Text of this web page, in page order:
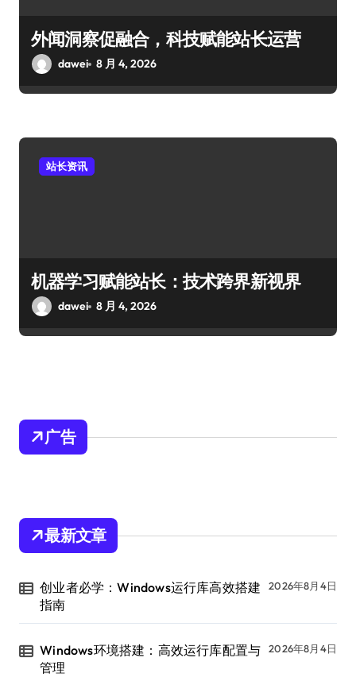
外闻洞察促融合，科技赋能站长运营
dawei 8 月 4, 2026
站长资讯
机器学习赋能站长：技术跨界新视界
dawei 8 月 4, 2026
广告
最新文章
创业者必学：Windows运行库高效搭建
指南
2026年8月4日
Windows环境搭建：高效运行库配置与
管理
2026年8月4日